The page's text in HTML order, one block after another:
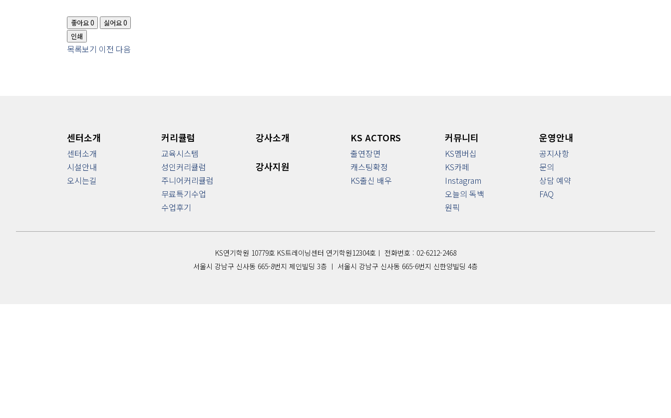
좋아요0 싫어요0
인쇄
목록보기 이전 다음
센터소개
센터소개
시설안내
오시는길
커리큘럼
교육시스템
성인커리큘럼
주니어커리큘럼
무료특기수업
수업후기
강사소개
강사지원
KS ACTORS
출연장면
캐스팅확정
KS출신 배우
커뮤니티
KS멤버십
KS카페
Instagram
오늘의 독백
원픽
운영안내
공지사항
문의
상담 예약
FAQ
KS연기학원 10779호 KS트레이닝센터 연기학원12304호ㅣ 전화번호 : 02-6212-2468
서울시 강남구 신사동 665-8번지 제인빌딩 3층 ㅣ 서울시 강남구 신사동 665-6번지 신한양빌딩 4층